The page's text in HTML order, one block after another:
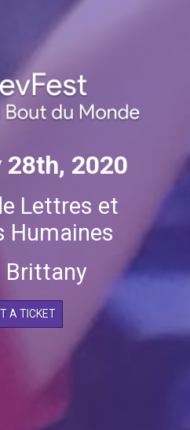
28th, 2020
Lettres et
Humaines
Brittany
A TICKET